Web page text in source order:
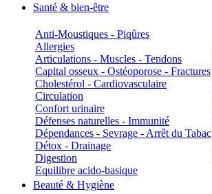
Santé & bien-être
Anti-Moustiques - Piqûres
Allergies
Articulations - Muscles - Tendons
Capital osseux - Ostéoporose - Fractures
Cholestérol - Cardiovasculaire
Circulation
Confort urinaire
Défenses naturelles - Immunité
Dépendances - Sevrage - Arrêt du Tabac
Détox - Drainage
Digestion
Equilibre acido-basique
Beauté & Hygiène